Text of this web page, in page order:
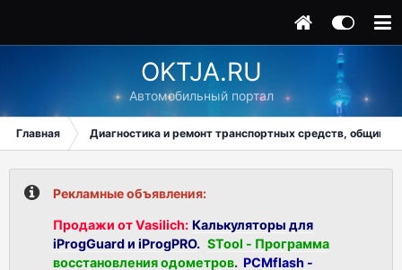
OKTJA.RU
Автомобильный портал
Главная Диагностика и ремонт транспортных средств, общий
Рекламные объявления:
Продажи от Vasilich: Калькуляторы для
iProgGuard и iProgPRO. STool - Программа
восстановления одометров. PCMflash -